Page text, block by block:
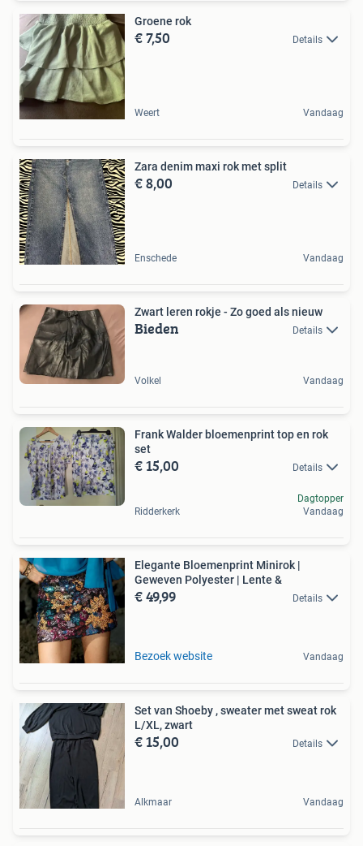
Groene rok
€ 7,50 Details
Weert Vandaag
Zara denim maxi rok met split
€ 8,00 Details
Enschede Vandaag
Zwart leren rokje - Zo goed als nieuw
Bieden Details
Volkel Vandaag
Frank Walder bloemenprint top en rok
set
€ 15,00 Details
Ridderkerk
Dagtopper
Vandaag
Elegante Bloemenprint Minirok |
Geweven Polyester | Lente &
€ 49,99 Details
Bezoek website Vandaag
Set van Shoeby , sweater met sweat rok
L/XL, zwart
€ 15,00 Details
Alkmaar Vandaag